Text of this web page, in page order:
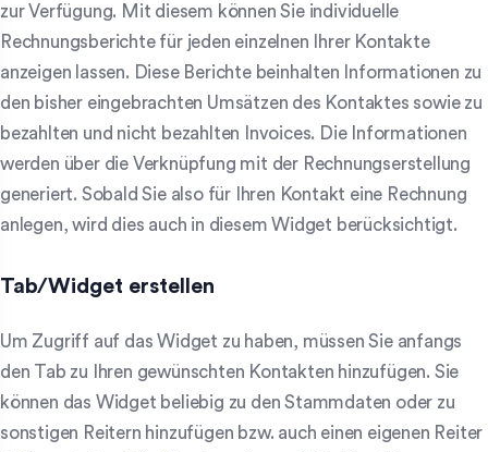
zur Verfügung. Mit diesem können Sie individuelle
Rechnungsberichte für jeden einzelnen Ihrer Kontakte
anzeigen lassen. Diese Berichte beinhalten Informationen zu
den bisher eingebrachten Umsätzen des Kontaktes sowie zu
bezahlten und nicht bezahlten Invoices. Die Informationen
werden über die Verknüpfung mit der Rechnungserstellung
generiert. Sobald Sie also für Ihren Kontakt eine Rechnung
anlegen, wird dies auch in diesem Widget berücksichtigt.
Tab/Widget erstellen
Um Zugriff auf das Widget zu haben, müssen Sie anfangs
den Tab zu Ihren gewünschten Kontakten hinzufügen. Sie
können das Widget beliebig zu den Stammdaten oder zu
sonstigen Reitern hinzufügen bzw. auch einen eigenen Reiter